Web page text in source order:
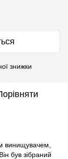
знижки
винищувачем,
був зібраний